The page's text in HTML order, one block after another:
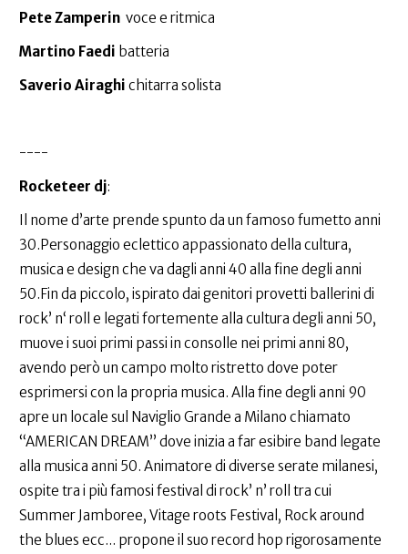
Pete Zamperin voce e ritmica
Martino Faedi batteria
Saverio Airaghi chitarra solista
----
Rocketeer dj:
Il nome d’arte prende spunto da un famoso fumetto anni
30.Personaggio eclettico appassionato della cultura,
musica e design che va dagli anni 40 alla fine degli anni
50.Fin da piccolo, ispirato dai genitori provetti ballerini di
rock’ n‘ roll e legati fortemente alla cultura degli anni 50,
muove i suoi primi passi in consolle nei primi anni 80,
avendo però un campo molto ristretto dove poter
esprimersi con la propria musica. Alla fine degli anni 90
apre un locale sul Naviglio Grande a Milano chiamato
“AMERICAN DREAM” dove inizia a far esibire band legate
alla musica anni 50. Animatore di diverse serate milanesi,
ospite tra i più famosi festival di rock’ n’ roll tra cui
Summer Jamboree, Vitage roots Festival, Rock around
the blues ecc... propone il suo record hop rigorosamente